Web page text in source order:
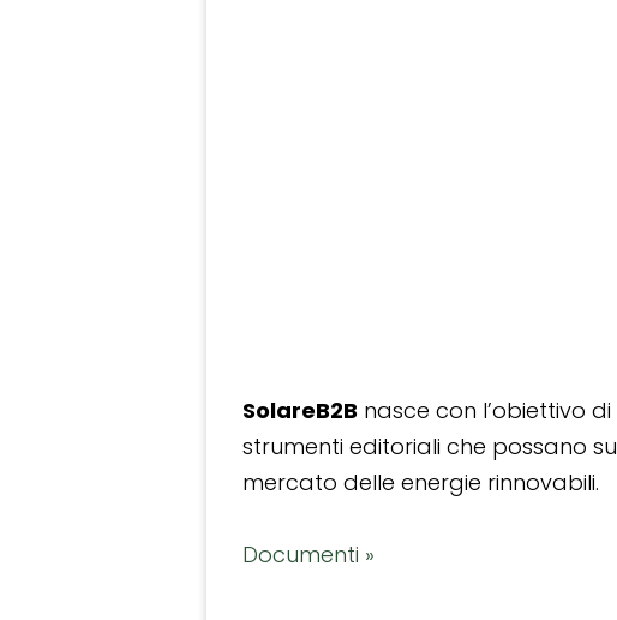
SolareB2B nasce con l’obiettivo
strumenti editoriali che possano
mercato delle energie rinnovabili.
Documenti »